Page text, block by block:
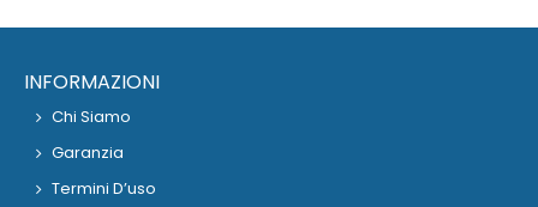
INFORMAZIONI
Chi Siamo
Garanzia
Termini D’uso